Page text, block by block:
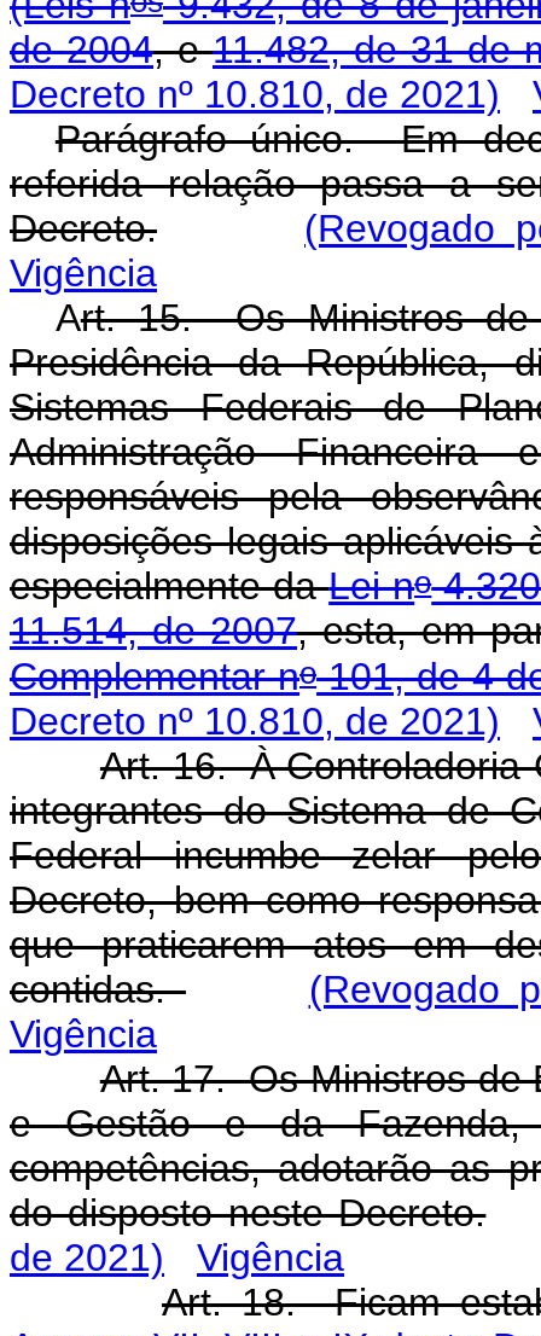
de 2004, e11.482, de 31 de
Decreto nº 10.810, de 2021)
Parágrafo único. Em
referida relação passa a
Decreto.
(Revogado
Vigência
Art. 15. Os Ministros de
Presidência da República,
Sistemas Federais de
Administração
responsáveis pela
disposições legais
especialmente daLei no
11.514, de 2007, esta, em
Complementar no101, de 4
Decreto nº 10.810, de 2021)
Art. 16. À
integrantes do Sistema de
Federal incumbe zelar
Decreto, bem como
que praticarem atos em
contidas.
(Revogado
Vigência
Art. 17. Os Ministros de
e Gestão e da Fazenda,
competências, adotarão as
do disposto neste Decreto.
de 2021)
Vigência
Art. 18. Ficam